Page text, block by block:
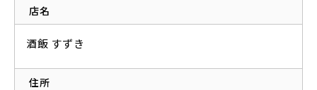
店名
酒飯 すずき
住所